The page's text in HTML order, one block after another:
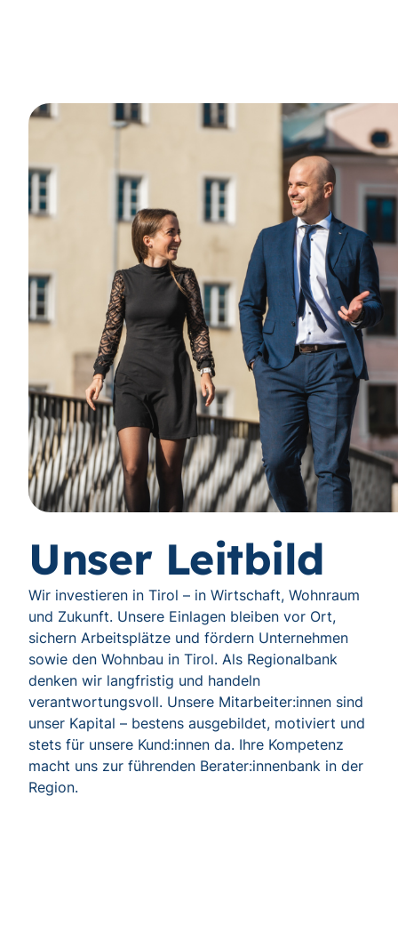
Unser Leitbild
Wir investieren in Tirol – in Wirtschaft, Wohnraum
und Zukunft. Unsere Einlagen bleiben vor Ort,
sichern Arbeitsplätze und fördern Unternehmen
sowie den Wohnbau in Tirol. Als Regionalbank
denken wir langfristig und handeln
verantwortungsvoll. Unsere Mitarbeiter:innen sind
unser Kapital – bestens ausgebildet, motiviert und
stets für unsere Kund:innen da. Ihre Kompetenz
macht uns zur führenden Berater:innenbank in der
Region.